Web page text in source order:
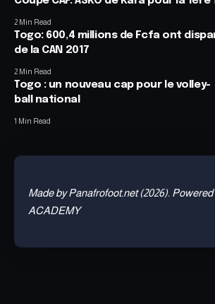
2 Min Read
Togo: 600,4 millions de Fcfa ont
de la CAN 2017
2 Min Read
Togo : un nouveau cap pour le volley-
ball national
1 Min Read
Made by Panafrofoot.net (2026).
ACADEMY